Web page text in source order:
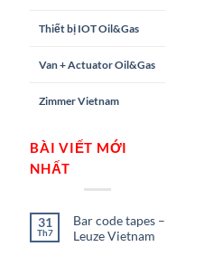
Thiết bị IOT Oil&Gas
Van + Actuator Oil&Gas
Zimmer Vietnam
BÀI VIẾT MỚI
NHẤT
31
Th7
Bar code tapes –
Leuze Vietnam